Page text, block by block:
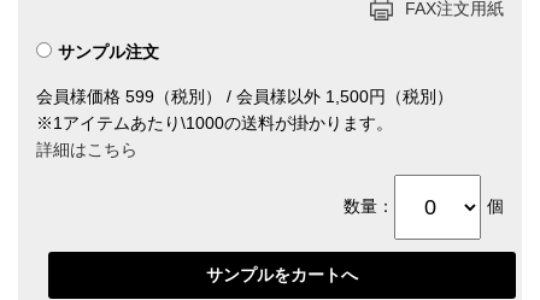
FAX注文用紙
サンプル注文
会員様価格 599（税別） / 会員様以外 1,500円（税別）
※1アイテムあたり\1000の送料が掛かります。
詳細はこちら
数量： 個